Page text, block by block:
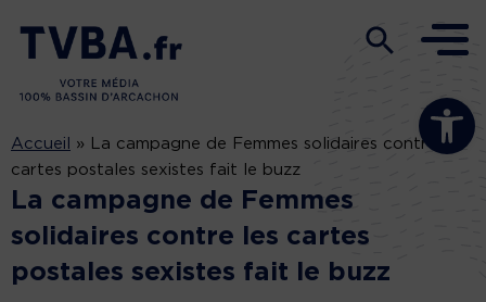
Ouvrir la
Accueil »
La campagne de Femmes solidaires contre les
cartes postales sexistes fait le buzz
La campagne de Femmes
solidaires contre les cartes
postales sexistes fait le buzz